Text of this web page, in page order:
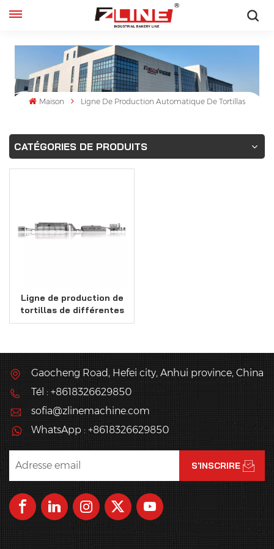
français
español
Maison Ligne De Production Automatique De Tortillas
CATÉGORIES DE PRODUITS
Ligne de production de
tortillas de différentes
tailles
Gaocheng Road, Hefei city, Anhui province, China
Tél : +8618326629850
sofia@zlinemachine.com
WhatsApp : +8618326629850